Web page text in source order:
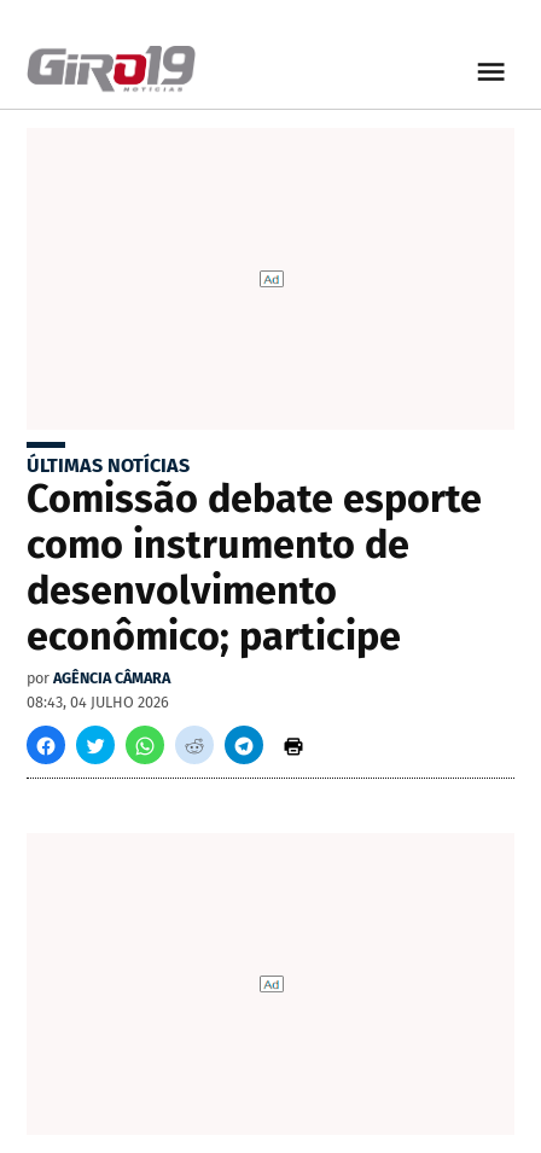
ÚLTIMAS NOTÍCIAS
Comissão debate esporte
como instrumento de
desenvolvimento
econômico; participe
por AGÊNCIA CÂMARA
08:43, 04 JULHO 2026